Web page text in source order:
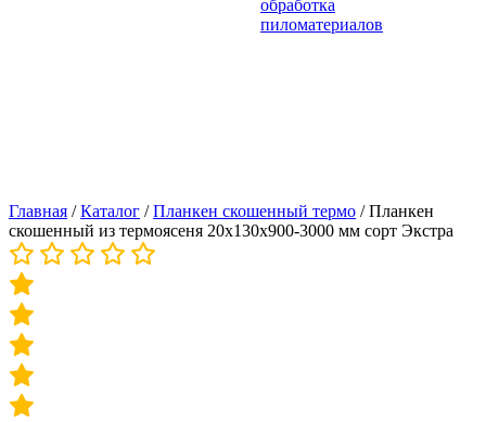
обработка
пиломатериалов
Главная /Каталог /Планкен скошенный термо /Планкен
скошенный из термоясеня 20х130х900-3000 мм сорт Экстра